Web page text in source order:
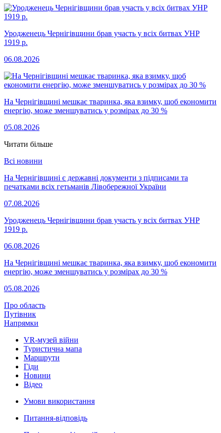
Уродженець Чернігівщини брав участь у всіх битвах УНР
1919 р.
06.08.2026
На Чернігівщині мешкає тваринка, яка взимку, щоб економити
енергію, може зменшуватись у розмірах до 30 %
05.08.2026
Читати більше
Всі новини
На Чернігівщині є державні документи з підписами та
печатками всіх гетьманів Лівобережної України
07.08.2026
Уродженець Чернігівщини брав участь у всіх битвах УНР
1919 р.
06.08.2026
На Чернігівщині мешкає тваринка, яка взимку, щоб економити
енергію, може зменшуватись у розмірах до 30 %
05.08.2026
Про область
Путівник
Напрямки
VR-музей війни
Туристична мапа
Маршрути
Гіди
Новини
Відео
Умови використання
Питання-відповідь